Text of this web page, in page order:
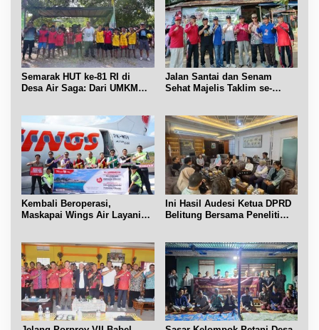
Semarak HUT ke-81 RI di
Desa Air Saga: Dari UMKM
Jalan Santai dan Senam
Sehat Majelis Taklim se-
Kembali Beroperasi,
Maskapai Wings Air Layani
Ini Hasil Audesi Ketua DPRD
Belitung Bersama Peneliti